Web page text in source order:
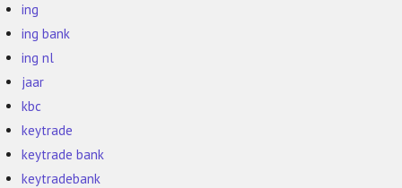
ing
ing bank
ing nl
jaar
kbc
keytrade
keytrade bank
keytradebank